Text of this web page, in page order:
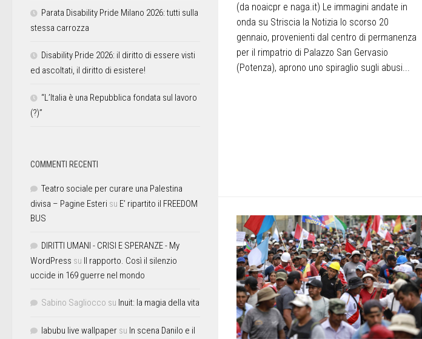
(da noaicpr e naga.it) Le immagini andate in
onda su Striscia la Notizia lo scorso 20
gennaio, provenienti dal centro di permanenza
per il rimpatrio di Palazzo San Gervasio
(Potenza), aprono uno spiraglio sugli abusi...
Parata Disability Pride Milano 2026: tutti sulla
stessa carrozza
Disability Pride 2026: il diritto di essere visti
ed ascoltati, il diritto di esistere!
“L’Italia è una Repubblica fondata sul lavoro
(?)”
COMMENTI RECENTI
Teatro sociale per curare una Palestina
divisa – Pagine Esteri su E’ ripartito il FREEDOM
BUS
DIRITTI UMANI - CRISI E SPERANZE - My
WordPress su Il rapporto. Così il silenzio
uccide in 169 guerre nel mondo
Sabino Sagliocco su Inuit: la magia della vita
labubu live wallpaper su In scena Danilo e il